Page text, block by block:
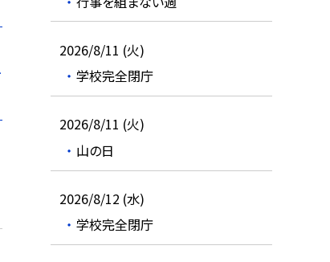
2026/8/11 (火)
学校完全閉庁
2026/8/11 (火)
山の日
2026/8/12 (水)
学校完全閉庁